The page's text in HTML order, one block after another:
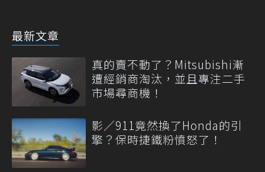
最新文章
真的賣不動了？Mitsubishi漸
遭經銷商淘汰，並且專注二手
市場尋商機！
影／911竟然換了Honda的引
擎？保時捷鐵粉憤怒了！